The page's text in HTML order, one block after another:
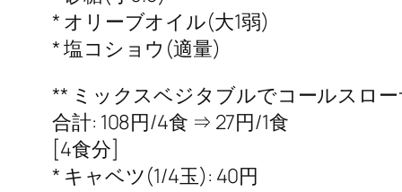
* オリーブオイル(大1弱)
* 塩コショウ(適量)
** ミックスベジタブルでコールスロ
合計: 108円/4食 ⇒ 27円/1食
[4食分]
* キャベツ(1/4玉): 40円